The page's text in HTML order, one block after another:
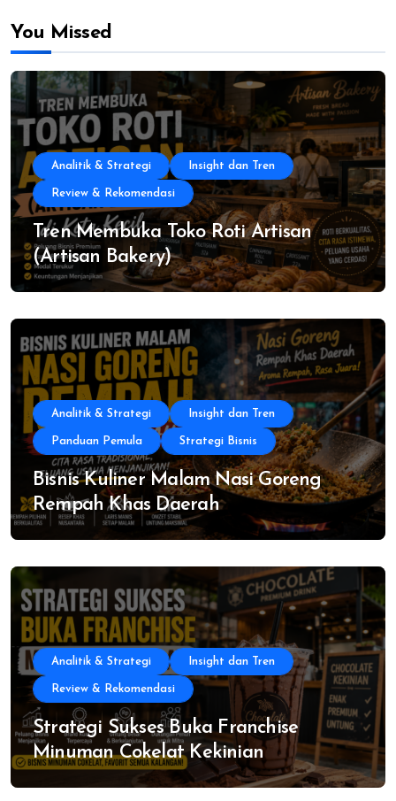
You Missed
Analitik & Strategi Insight dan Tren
Review & Rekomendasi
Tren Membuka Toko Roti Artisan
(Artisan Bakery)
Analitik & Strategi Insight dan Tren
Panduan Pemula Strategi Bisnis
Bisnis Kuliner Malam Nasi Goreng
Rempah Khas Daerah
Analitik & Strategi Insight dan Tren
Review & Rekomendasi
Strategi Sukses Buka Franchise
Minuman Cokelat Kekinian